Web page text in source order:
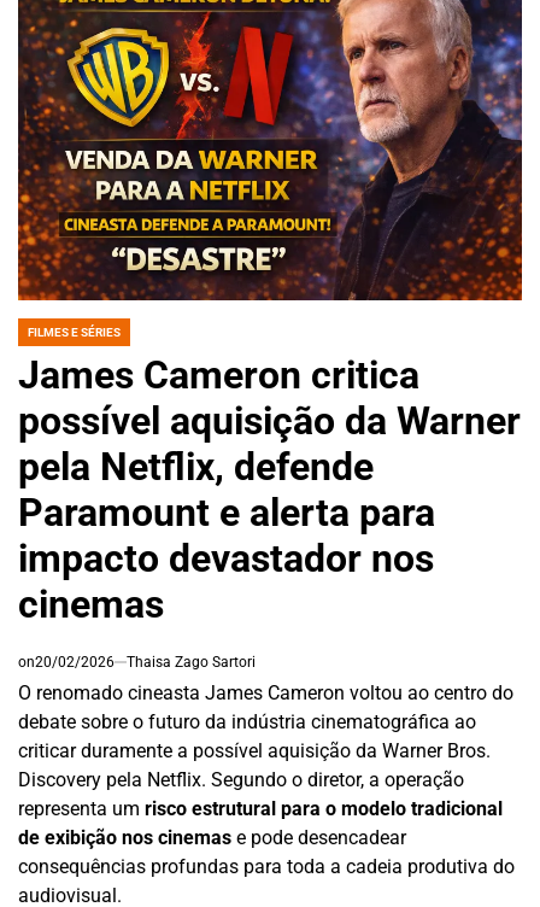
POSTED
FILMES E SÉRIES
James Cameron critica
possível aquisição da Warner
pela Netflix, defende
Paramount e alerta para
impacto devastador nos
cinemas
on20/02/2026 Thaisa Zago Sartori
O renomado cineasta James Cameron voltou ao centro do
debate sobre o futuro da indústria cinematográfica ao
criticar duramente a possível aquisição da Warner Bros.
Discovery pela Netflix. Segundo o diretor, a operação
representa um risco estrutural para o modelo tradicional
de exibição nos cinemas e pode desencadear
consequências profundas para toda a cadeia produtiva do
audiovisual.